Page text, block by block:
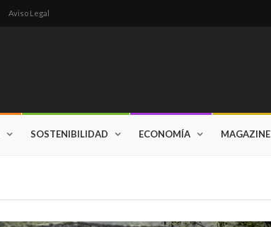
Aviso Legal
SOSTENIBILIDAD ECONOMÍA MAGAZINE